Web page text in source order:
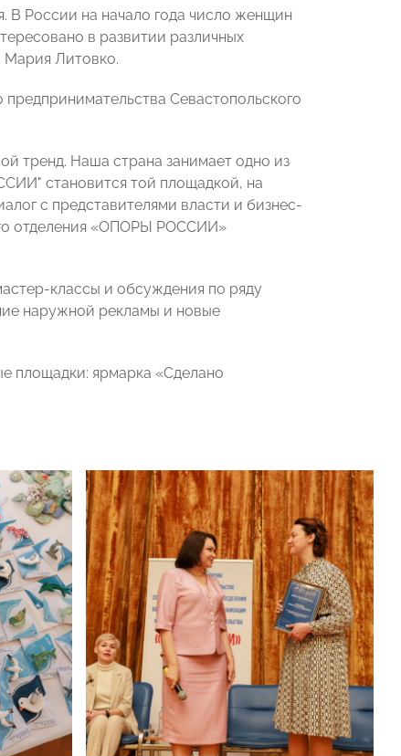
В России на начало года число женщин
в развитии различных
Мария Литовко.
Севастопольского
тренд. Наша страна занимает одно из
становится той площадкой, на
с представителями власти и бизнес-
отделения «ОПОРЫ РОССИИ»
классы и обсуждения по ряду
наружной рекламы и новые
площадки: ярмарка «Сделано